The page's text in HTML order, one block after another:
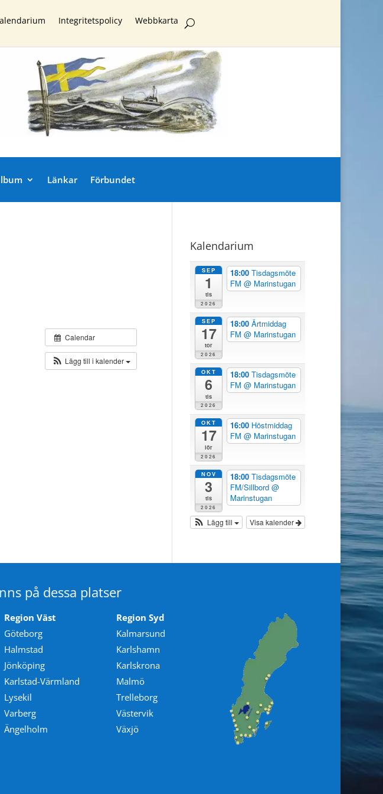
Integritetspolicy Webbkarta
Länkar Förbundet
Calendar
Lägg till i kalender
Kalendarium
SEP
1
tis
2026
18:00Tisdagsmöte
FM@ Marinstugan
SEP
17
tor
2026
18:00Ärtmiddag
FM@ Marinstugan
OKT
6
tis
2026
18:00Tisdagsmöte
FM@ Marinstugan
OKT
17
lör
2026
16:00 Höstmiddag
FM@ Marinstugan
NOV
3
tis
2026
18:00Tisdagsmöte
FM/Sillbord@
Marinstugan
Visa kalender
Lägg till
på dessa platser
Region Väst
Göteborg
Halmstad
Jönköping
Karlstad-Värmland
Lysekil
Varberg
Ängelholm
Region Syd
Kalmarsund
Karlshamn
Karlskrona
Malmö
Trelleborg
Västervik
Växjö